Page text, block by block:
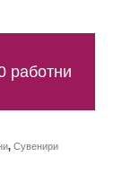
работни
, Сувенири